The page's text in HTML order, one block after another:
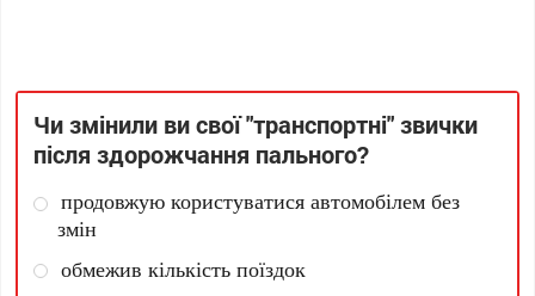
Чи змінили ви свої "транспортні" звички
після здорожчання пального?
продовжую користуватися автомобілем без
змін
обмежив кількість поїздок